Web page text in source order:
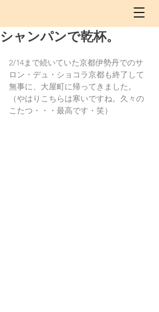
シャンパンで乾杯。
2/14まで続いていた京都伊勢丹でのサ
ロン・デュ・ショコラ京都も終了して
無事に、大屋町に帰ってきました。
（やはりこちらは寒いですね。久々の
こたつ・・・最高です・笑）